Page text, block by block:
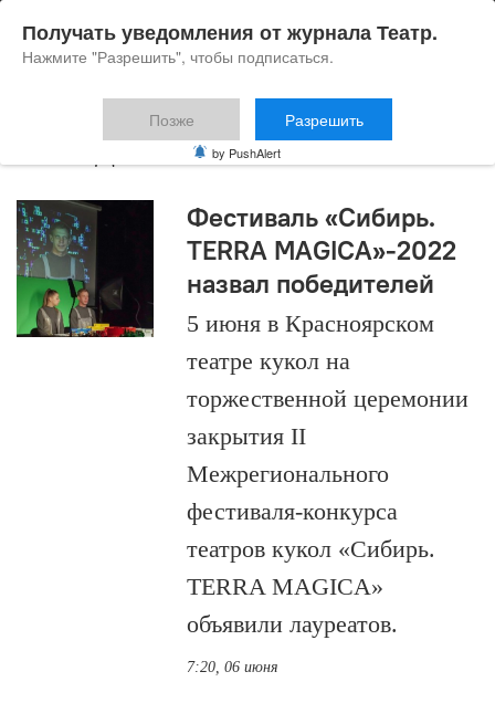
победители
Фестиваль «Сибирь.
TERRA MAGICA»-2022
назвал победителей
5 июня в Красноярском
театре кукол на
торжественной церемонии
закрытия II
Межрегионального
фестиваля-конкурса
театров кукол «Сибирь.
TERRA MAGICA»
объявили лауреатов.
7:20, 06 июня
Получать уведомления от журнала Театр.
Нажмите "Разрешить", чтобы подписаться.
Позже Разрешить
by PushAlert